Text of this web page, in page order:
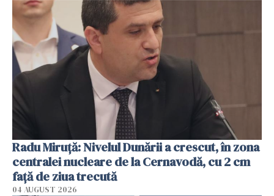
Radu Miruţă: Nivelul Dunării a crescut, în zona
centralei nucleare de la Cernavodă, cu 2 cm
faţă de ziua trecută
04 AUGUST 2026